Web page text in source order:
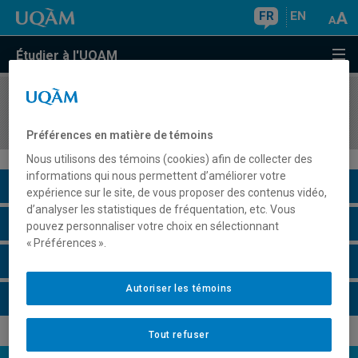
FR EN
Étudier à l'UQAM
COURS//
Description du cours
Horaire - Été 2026
Préférences en matière de témoins
Nous utilisons des témoins (cookies) afin de collecter des
informations qui nous permettent d’améliorer votre
expérience sur le site, de vous proposer des contenus vidéo,
d’analyser les statistiques de fréquentation, etc. Vous
pouvez personnaliser votre choix en sélectionnant
« Préférences ».
Tout refuser
Autoriser les témoins